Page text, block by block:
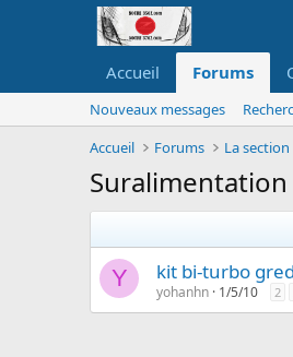
Accueil Forums
Nouveaux messages
Accueil
Forums La
Suralimentation
Y kit bi-turbo
yohanhn 1/5/10 2